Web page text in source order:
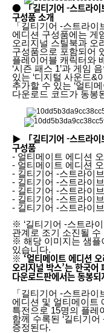
● 「길티기어 -스트라이
구성품 소개
「길티기어 -스트라
에디션 구성품에는 게
오리지널 스틸북과 오
구성품으로 포함되어
플레이어블 캐릭터와
‘시즌 패스 1’과 게임
있는 ‘디지털 사운드&
추가할 수 있는 ‘얼티
다운로드 코드가 동봉
▶ 「길티기어 -스트라이
구성품
- 얼티메이트 에디션
- 얼티메이트 에디션
- 길티기어 -스트라이
- 길티기어 -스트라이
- 길티기어 -스트라이
- 길티기어 -스트라이
- 길티기어 -스트라이
※ ‘길티기어 -스트라
관계로 조기 소진될 수
※ 해당 이미지는 샘플
있습니다.
※ ‘얼티메이트 에디션 오
오리지널 박스’는 한국어
다운로드판에서는 동봉
「길티기어 -스트라
에디션 및 얼티메이트
특전으로 15명의 플레
함께 수록된 ‘길티기
증정된다.